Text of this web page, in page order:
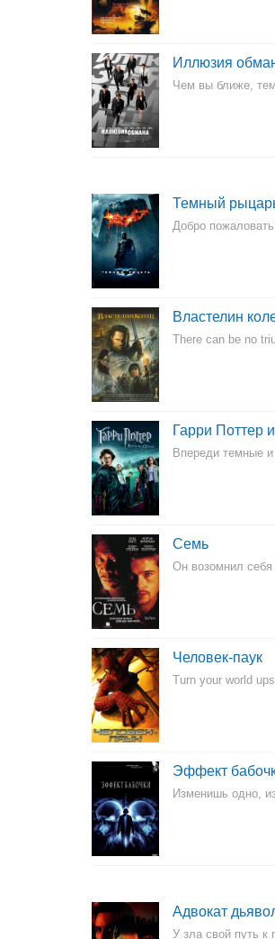
Иллюзия
Чем вы ближе,
Темный
Добро
Властелин
There can be no
Гарри Поттер
Впереди темные
Семь
Он возомнил себя
Человек-паук
Turn your world
Эффект
Изменишь одно,
Адвокат
У зла свой путь к